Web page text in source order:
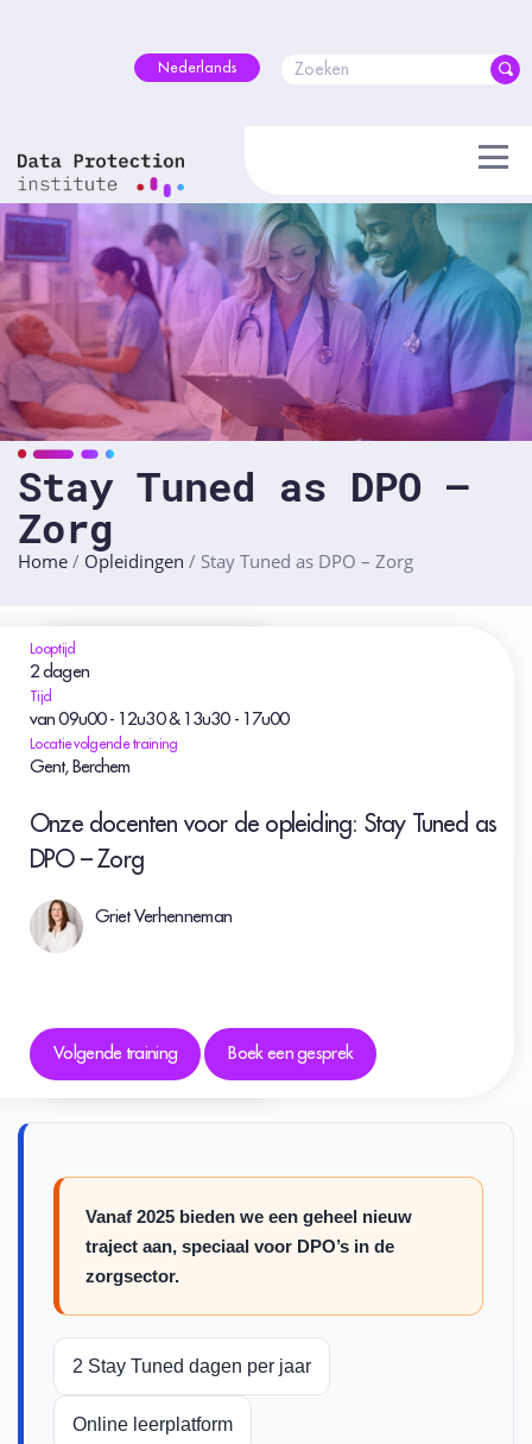
Nederlands
Stay Tuned as DPO –
Zorg
Home / Opleidingen / Stay Tuned as DPO – Zorg
Looptijd
2 dagen
Tijd
van 09u00 - 12u30 & 13u30 - 17u00
Locatie volgende training
Gent, Berchem
Onze docenten voor de opleiding: Stay Tuned as
DPO – Zorg
Griet Verhenneman
Volgende training Boek een gesprek
Vanaf 2025 bieden we een geheel nieuw
traject aan, speciaal voor DPO’s in de
zorgsector.
2 Stay Tuned dagen per jaar
Online leerplatform